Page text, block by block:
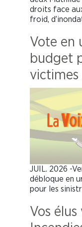
droits face
froid,
Vote en
budget
victimes
JUIL. 2026 -
débloque en
pour les
Vos